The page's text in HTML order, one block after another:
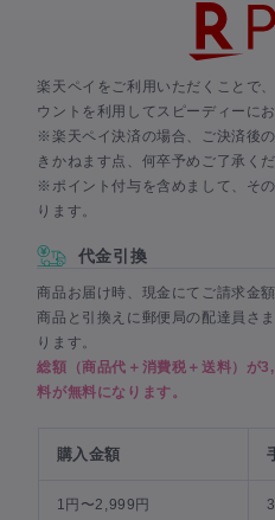
楽天ペイをご利用いただくことで
ウントを利用してスピーディーに
※楽天ペイ決済の場合、ご決済後
きかねます点、何卒予めご了承くだ
※ポイント付与を含めまして、そ
ります。
代金引換
商品お届け時、現金にてご請求金
商品と引換えに郵便局の配達員さ
ります。
総額（商品代＋消費税＋送料）が
料が無料になります。
購入金額
1円〜2,999円